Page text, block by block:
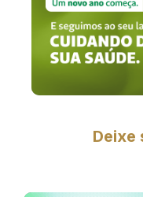
Deixe